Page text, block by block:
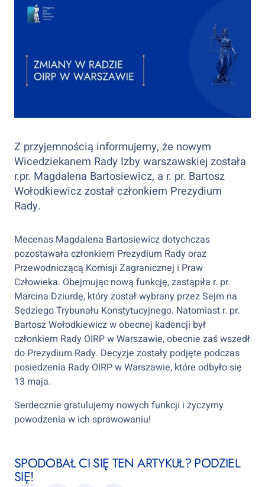
Z przyjemnością informujemy, że nowym
Wicedziekanem Rady Izby warszawskiej została
r.pr. Magdalena Bartosiewicz, a r. pr. Bartosz
Wołodkiewicz został członkiem Prezydium
Rady.
Mecenas Magdalena Bartosiewicz dotychczas
pozostawała członkiem Prezydium Rady oraz
Przewodniczącą Komisji Zagranicznej i Praw
Człowieka. Obejmując nową funkcję, zastąpiła r. pr.
Marcina Dziurdę, który został wybrany przez Sejm na
Sędziego Trybunału Konstytucyjnego. Natomiast r. pr.
Bartosz Wołodkiewicz w obecnej kadencji był
członkiem Rady OIRP w Warszawie, obecnie zaś wszedł
do Prezydium Rady. Decyzje zostały podjęte podczas
posiedzenia Rady OIRP w Warszawie, które odbyło się
13 maja.
Serdecznie gratulujemy nowych funkcji i życzymy
powodzenia w ich sprawowaniu!
SPODOBAŁ CI SIĘ TEN ARTYKUŁ? PODZIEL
SIĘ!